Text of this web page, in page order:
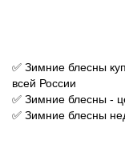
✅ Зимние блесны
всей России
✅ Зимние блесны -
✅ Зимние блесны